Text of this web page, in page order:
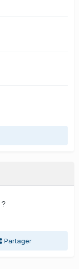
?
Partager